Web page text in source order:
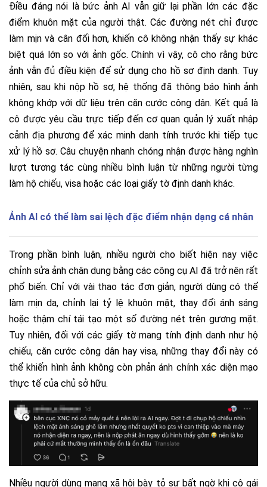
Điều đáng nói là bức ảnh AI vẫn giữ lại phần lớn các đặc
điểm khuôn mặt của người thật. Các đường nét chỉ được
làm mịn và cân đối hơn, khiến cô không nhận thấy sự khác
biệt quá lớn so với ảnh gốc. Chính vì vậy, cô cho rằng bức
ảnh vẫn đủ điều kiện để sử dụng cho hồ sơ định danh. Tuy
nhiên, sau khi nộp hồ sơ, hệ thống đã thông báo hình ảnh
không khớp với dữ liệu trên căn cước công dân. Kết quả là
cô được yêu cầu trực tiếp đến cơ quan quản lý xuất nhập
cảnh địa phương để xác minh danh tính trước khi tiếp tục
xử lý hồ sơ. Câu chuyện nhanh chóng nhận được hàng nghìn
lượt tương tác cùng nhiều bình luận từ những người từng
làm hộ chiếu, visa hoặc các loại giấy tờ định danh khác.
Ảnh AI có thể làm sai lệch đặc điểm nhận dạng cá nhân
Trong phần bình luận, nhiều người cho biết hiện nay việc
chỉnh sửa ảnh chân dung bằng các công cụ AI đã trở nên rất
phổ biến. Chỉ với vài thao tác đơn giản, người dùng có thể
làm mịn da, chỉnh lại tỷ lệ khuôn mặt, thay đổi ánh sáng
hoặc thậm chí tái tạo một số đường nét trên gương mặt.
Tuy nhiên, đối với các giấy tờ mang tính định danh như hộ
chiếu, căn cước công dân hay visa, những thay đổi này có
thể khiến hình ảnh không còn phản ánh chính xác diện mạo
thực tế của chủ sở hữu.
Nhiều người dùng mạng xã hội bày tỏ sự bất ngờ khi cô gái